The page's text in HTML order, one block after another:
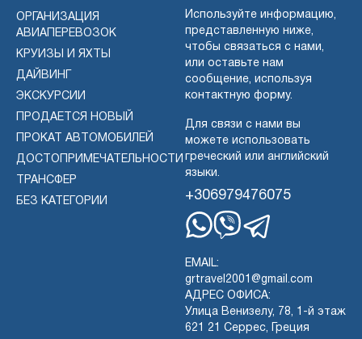
ОРГАНИЗАЦИЯ
АВИАПЕРЕВОЗОК
КРУИЗЫ И ЯХТЫ
ДАЙВИНГ
ЭКСКУРСИИ
ПРОДАЕТСЯ НОВЫЙ
ПРОКАТ АВТОМОБИЛЕЙ
ДОСТОПРИМЕЧАТЕЛЬНОСТИ
ТРАНСФЕР
БЕЗ КАТЕГОРИИ
Используйте информацию,
представленную ниже,
чтобы связаться с нами,
или оставьте нам
сообщение, используя
контактную форму.
Для связи с нами вы
можете использовать
греческий или английский
языки.
+306979476075
EMAIL:
grtravel2001@gmail.com
АДРЕС ОФИСА:
Улица Венизелу, 78, 1-й этаж
621 21 Серрес, Греция